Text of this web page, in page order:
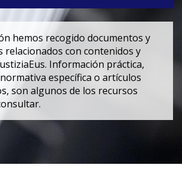
hemos recogido documentos y
relacionados con contenidos y
Información práctica,
específica o artículos
son algunos de los recursos